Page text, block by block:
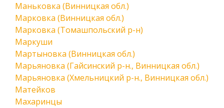
Маньковка (Винницкая обл.)
Марковка (Винницкая обл.)
Марковка (Томашпольский р-н)
Маркуши
Мартыновка (Винницкая обл.)
Марьяновка (Гайсинский р-н., Винницкая обл.)
Марьяновка (Хмельницкий р-н., Винницкая обл.)
Матейков
Махаринцы